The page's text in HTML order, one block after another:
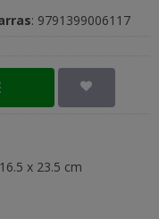
: 9791399006117
x 23.5 cm